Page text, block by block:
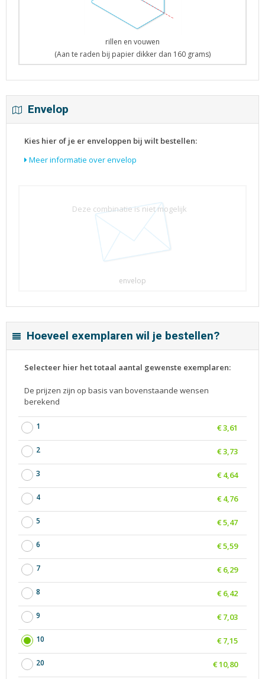
rillen en vouwen
(Aan te raden bij papier dikker dan 160 grams)
Envelop
Kies hier of je er enveloppen bij wilt bestellen:
Meer informatie over envelop
envelop
Deze combinatie is niet mogelijk
Hoeveel exemplaren wil je bestellen?
Selecteer hier het totaal aantal gewenste exemplaren:
De prijzen zijn op basis van bovenstaande wensen
berekend
1
2
3
4
5
6
7
8
9
10
20
€ 3,61
€ 3,73
€ 4,64
€ 4,76
€ 5,47
€ 5,59
€ 6,29
€ 6,42
€ 7,03
€ 7,15
€ 10,80